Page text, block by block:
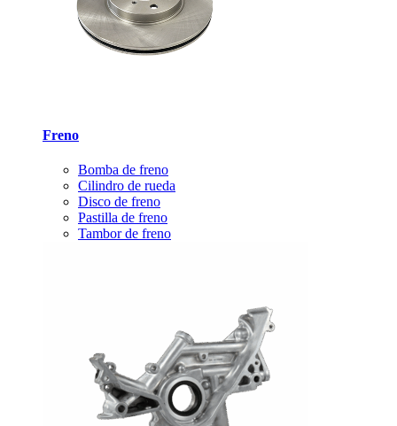
Freno
Bomba de freno
Cilindro de rueda
Disco de freno
Pastilla de freno
Tambor de freno